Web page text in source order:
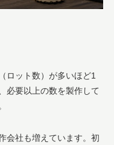
ロット数）が多いほど1
必要以上の数を製作して
会社も増えています。初